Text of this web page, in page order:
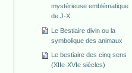
mystérieuse emblématique
de J-X
Le Bestiaire divin ou la
symbolique des animaux
Le bestiaire des cinq sens
(XIIe-XVIe siècles)